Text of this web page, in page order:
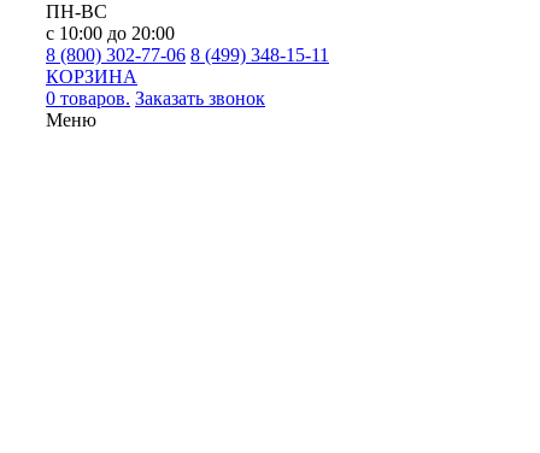
ПН-ВС
с 10:00 до 20:00
8 (800) 302-77-06 8 (499) 348-15-11
КОРЗИНА
0 товаров. Заказать звонок
Меню